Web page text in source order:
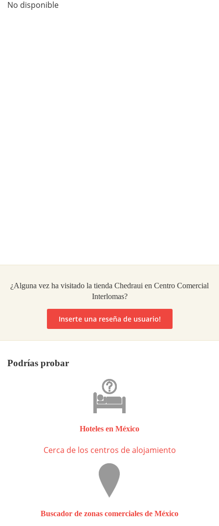
No disponible
¿Alguna vez ha visitado la tienda Chedraui en Centro Comercial
Interlomas?
Inserte una reseña de usuario!
Podrías probar
Hoteles en México
Cerca de los centros de alojamiento
Buscador de zonas comerciales de México